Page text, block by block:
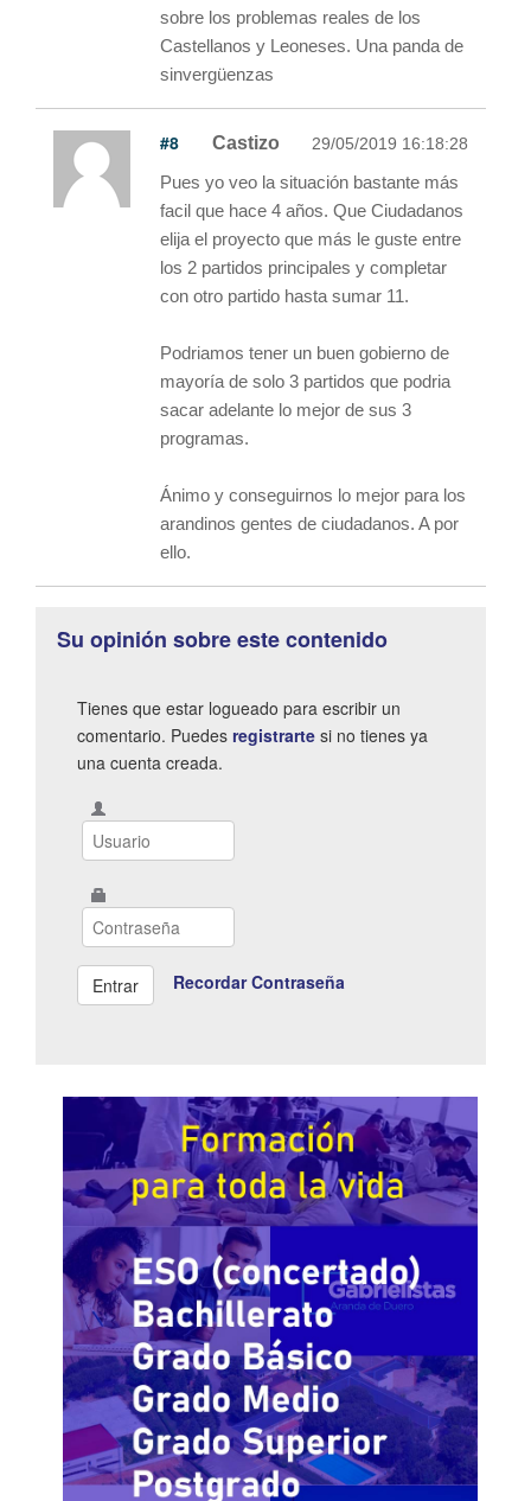
sobre los problemas reales de los
Castellanos y Leoneses. Una panda de
sinvergüenzas
#8 Castizo 29/05/2019 16:18:28
Pues yo veo la situación bastante más
facil que hace 4 años. Que Ciudadanos
elija el proyecto que más le guste entre
los 2 partidos principales y completar
con otro partido hasta sumar 11.
Podriamos tener un buen gobierno de
mayoría de solo 3 partidos que podria
sacar adelante lo mejor de sus 3
programas.
Ánimo y conseguirnos lo mejor para los
arandinos gentes de ciudadanos. A por
ello.
Su opinión sobre este contenido
Tienes que estar logueado para escribir un
comentario. Puedes registrarte si no tienes ya
una cuenta creada.
Recordar Contraseña